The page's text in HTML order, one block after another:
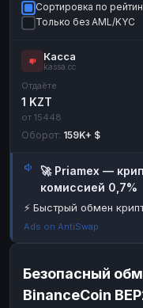
Binance
СБЕР
Альфа-Банк
Райффайзен
Т-Банк
ЗК
Наличные
Сортировка по
Только без AML/KYC
Касса
kassa.cc
Отдаёте
1 KZT
от 15448
Оборот: 159K+ $
🚀 Priamex —
комиссией 0,7%
⚡ Быстрый обмен
Ads on AntiSwap
Безопасный
BinanceCoin